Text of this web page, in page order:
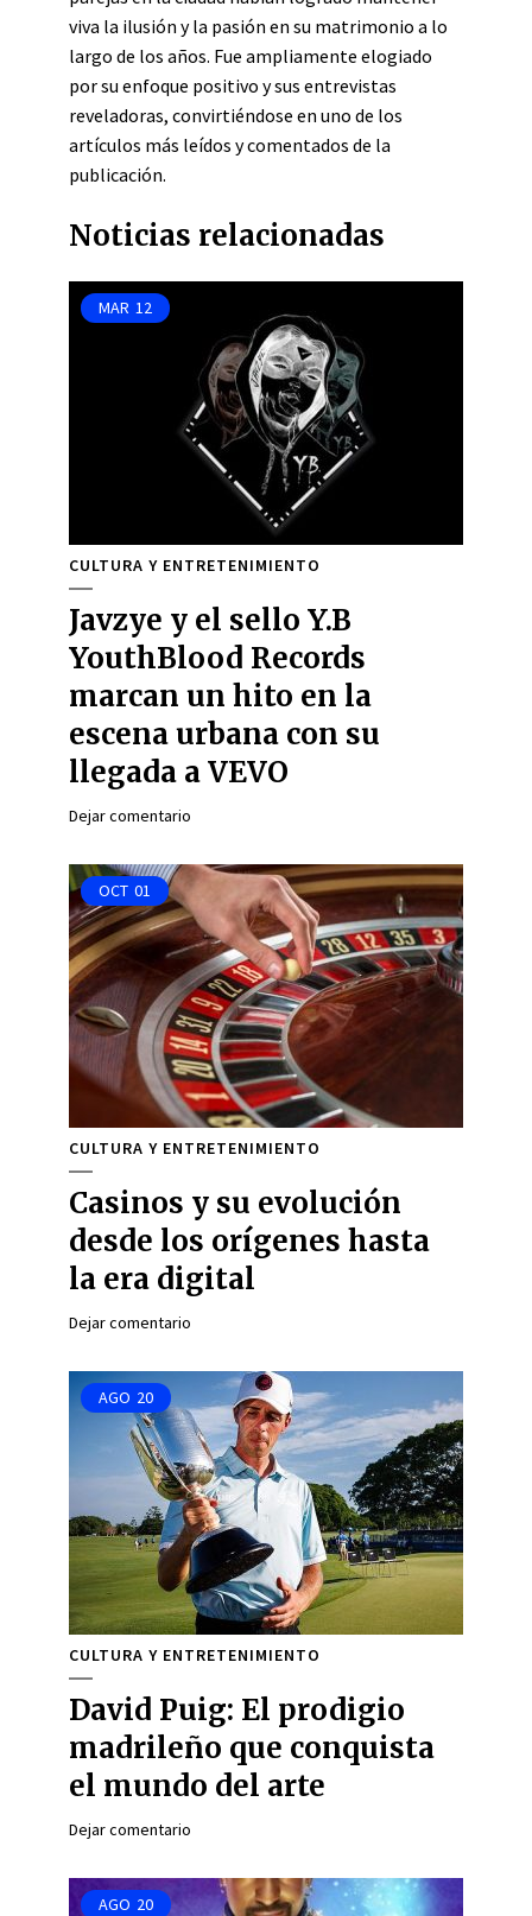
viva la ilusión y la pasión en su matrimonio a lo
largo de los años. Fue ampliamente elogiado
por su enfoque positivo y sus entrevistas
reveladoras, convirtiéndose en uno de los
artículos más leídos y comentados de la
publicación.
Noticias relacionadas
MAR 12
CULTURA Y ENTRETENIMIENTO
Javzye y el sello Y.B
YouthBlood Records
marcan un hito en la
escena urbana con su
llegada a VEVO
Dejar comentario
OCT 01
CULTURA Y ENTRETENIMIENTO
Casinos y su evolución
desde los orígenes hasta
la era digital
Dejar comentario
AGO 20
CULTURA Y ENTRETENIMIENTO
David Puig: El prodigio
madrileño que conquista
el mundo del arte
Dejar comentario
AGO 20